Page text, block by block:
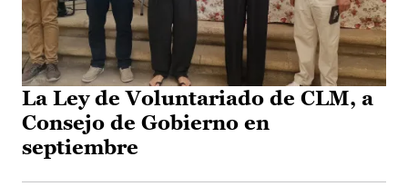
La Ley de Voluntariado de CLM, a
Consejo de Gobierno en
septiembre